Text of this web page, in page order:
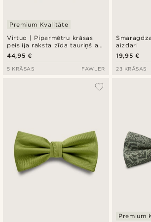
Virtuo | Piparmētru krāsas
peislija raksta zīda tauriņš ar
aizdari
Premium Kvalitāte
44,95 €
5 KRĀSAS FAWLER
aizdari
19,95 €
23 KRĀSAS
Premium